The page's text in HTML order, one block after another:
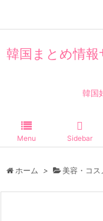
韓国まとめ情
韓国
Menu Sidebar
ホーム > 美容・コス